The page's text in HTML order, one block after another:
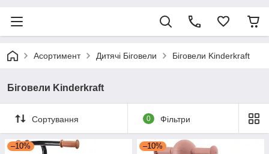
Асортимент Дитячі Біговели Біговели Kinderkraft
Біговели Kinderkraft
Сортування 0 Фільтри
–10% –10%